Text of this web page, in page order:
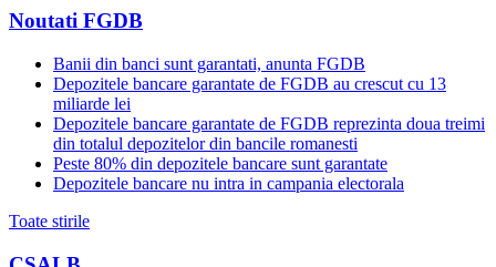
Noutati FGDB
Banii din banci sunt garantati, anunta FGDB
Depozitele bancare garantate de FGDB au crescut cu 13
miliarde lei
Depozitele bancare garantate de FGDB reprezinta doua treimi
din totalul depozitelor din bancile romanesti
Peste 80% din depozitele bancare sunt garantate
Depozitele bancare nu intra in campania electorala
Toate stirile